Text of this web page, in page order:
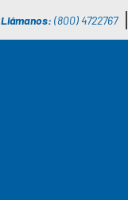
Llámanos: (800) 4722767